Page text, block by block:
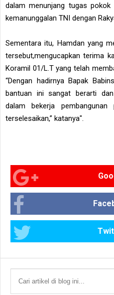
dalam menunjang tugas
kemanunggalan TNI dengan
Sementara itu, Hamdan yang
tersebut,mengucapkan terima
Koramil 01/L.T yang telah
“Dengan hadirnya Bapak
bantuan ini sangat berarti
dalam bekerja
terselesaikan,” katanya".